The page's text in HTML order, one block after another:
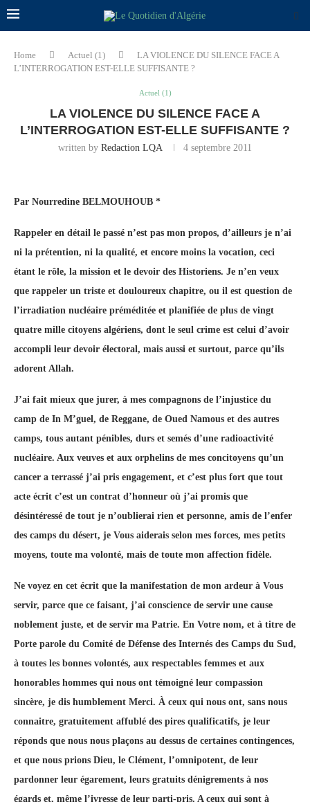
Home Actuel (1)
LA VIOLENCE DU SILENCE FACE A
L’INTERROGATION EST-ELLE SUFFISANTE ?
Actuel (1)
LA VIOLENCE DU SILENCE FACE A
L’INTERROGATION EST-ELLE SUFFISANTE ?
written by Redaction LQA 4 septembre 2011
Par Nourredine BELMOUHOUB *
Rappeler en détail le passé n’est pas mon propos, d’ailleurs je n’ai
ni la prétention, ni la qualité, et encore moins la vocation, ceci
étant le rôle, la mission et le devoir des Historiens. Je n’en veux
que rappeler un triste et douloureux chapitre, ou il est question de
l’irradiation nucléaire préméditée et planifiée de plus de vingt
quatre mille citoyens algériens, dont le seul crime est celui d’avoir
accompli leur devoir électoral, mais aussi et surtout, parce qu’ils
adorent Allah.
J’ai fait mieux que jurer, à mes compagnons de l’injustice du
camp de In M’guel, de Reggane, de Oued Namous et des autres
camps, tous autant pénibles, durs et semés d’une radioactivité
nucléaire. Aux veuves et aux orphelins de mes concitoyens qu’un
cancer a terrassé j’ai pris engagement, et c’est plus fort que tout
acte écrit c’est un contrat d’honneur où j’ai promis que
désintéressé de tout je n’oublierai rien et personne, amis de l’enfer
des camps du désert, je Vous aiderais selon mes forces, mes petits
moyens, toute ma volonté, mais de toute mon affection fidèle.
Ne voyez en cet écrit que la manifestation de mon ardeur à Vous
servir, parce que ce faisant, j’ai conscience de servir une cause
noblement juste, et de servir ma Patrie. En Votre nom, et à titre de
Porte parole du Comité de Défense des Internés des Camps du Sud,
à toutes les bonnes volontés, aux respectables femmes et aux
honorables hommes qui nous ont témoigné leur compassion
sincère, je dis humblement Merci. À ceux qui nous ont, sans nous
connaitre, gratuitement affublé des pires qualificatifs, je leur
réponds que nous nous plaçons au dessus de certaines contingences,
et que nous prions Dieu, le Clément, l’omnipotent, de leur
pardonner leur égarement, leurs gratuits dénigrements à nos
égards et, même l’ivresse de leur parti-pris. A ceux qui sont à